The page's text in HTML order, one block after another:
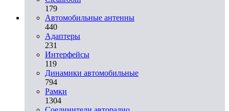
179
Автомобильные антенны
440
Адаптеры
231
Интерфейсы
119
Динамики автомобильные
794
Рамки
1304